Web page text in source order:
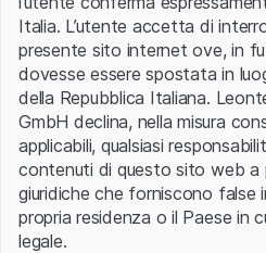
Errore del
Italia. L’utente accetta di
presente sito internet ove, in
dovesse essere spostata in
della Repubblica Italiana.
GmbH declina, nella misura
applicabili, qualsiasi
contenuti di questo sito web a
giuridiche che forniscono false
propria residenza o il Paese in
legale.